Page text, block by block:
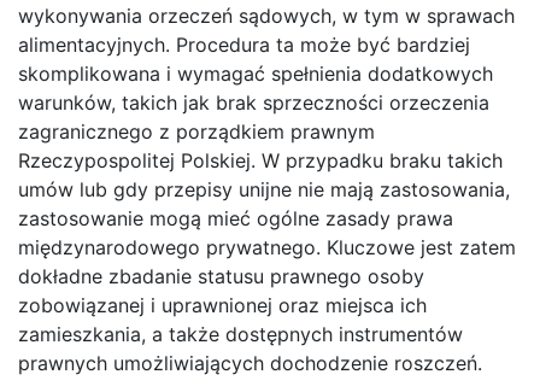
wykonywania orzeczeń sądowych, w tym w sprawach
alimentacyjnych. Procedura ta może być bardziej
skomplikowana i wymagać spełnienia dodatkowych
warunków, takich jak brak sprzeczności orzeczenia
zagranicznego z porządkiem prawnym
Rzeczypospolitej Polskiej. W przypadku braku takich
umów lub gdy przepisy unijne nie mają zastosowania,
zastosowanie mogą mieć ogólne zasady prawa
międzynarodowego prywatnego. Kluczowe jest zatem
dokładne zbadanie statusu prawnego osoby
zobowiązanej i uprawnionej oraz miejsca ich
zamieszkania, a także dostępnych instrumentów
prawnych umożliwiających dochodzenie roszczeń.